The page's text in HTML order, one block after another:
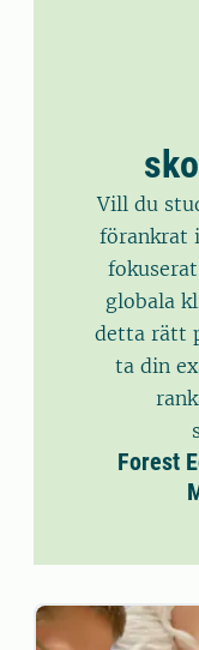
Vill du
förankrat
globala
detta rätt
ta din
Forest